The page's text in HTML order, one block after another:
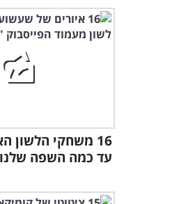
16 משחקי הלשון
עד כמה השפה